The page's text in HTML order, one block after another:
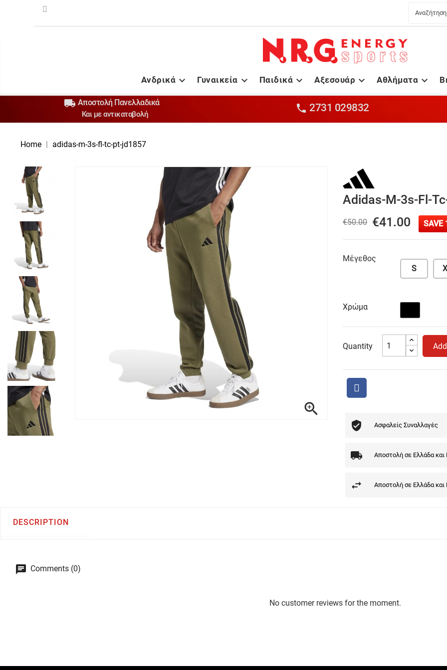

Ανδρικά 
Γυναικεία 
Παιδικά 
Αξεσουάρ 
Αθλήματα
 Αποστολή Πανελλαδικά
Και με αντικαταβολή
 2731 029832
Home adidas-m-3s-fl-tc-pt-jd1857

Adidas-M-3s-Fl-
€50.00 €41.00 SAVE
Μέγεθος
S
Χρώμα
Quantity
Ασφαλείς Συναλλαγές
Αποστολή σε Ελλάδα και
Αποστολή σε Ελλάδα και
DESCRIPTION
Comments (0)
No customer reviews for the moment.